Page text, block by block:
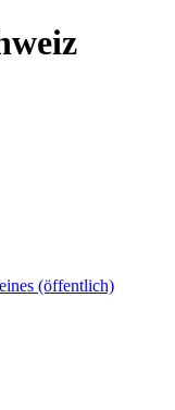
(öffentlich)